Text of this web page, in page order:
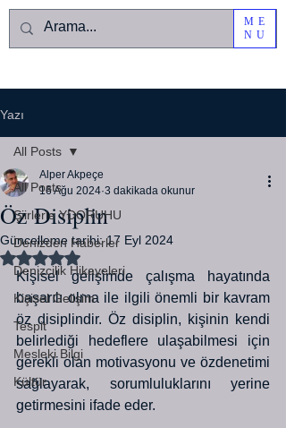
ME
NU
Yazı
All Posts
Şiirlerle YDORUHU
Denizden Haberler
Denizcilik Hikayeleri
Kişisel Gelişim
Tespit
Mesleki Bilgi
Kültür
All Posts
Öz Disiplin
Alper Akpeçe
16 Ağu 2024 3 dakikada okunur
Güncelleme tarihi:17 Eyl 2024
5 üzerinden NaN yıldız
Kişisel gelişimde çalışma hayatında
başarılı olma ile ilgili önemli bir kavram
öz disiplindir. Öz disiplin, kişinin kendi
belirlediği hedeflere ulaşabilmesi için
gerekli olan motivasyonu ve özdenetimi
sağlayarak, sorumluluklarını yerine
getirmesini ifade eder.